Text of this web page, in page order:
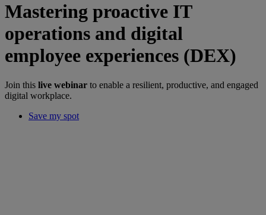
Mastering proactive IT
operations and digital
employee experiences (DEX)
Join this live webinar to enable a resilient, productive, and engaged
digital workplace.
Save my spot